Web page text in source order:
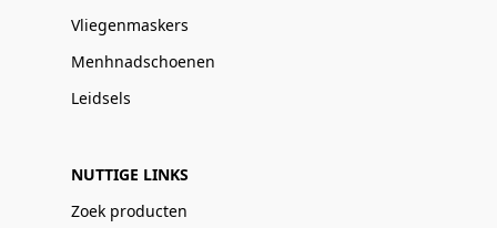
Vliegenmaskers
Menhnadschoenen
Leidsels
NUTTIGE LINKS
Zoek producten